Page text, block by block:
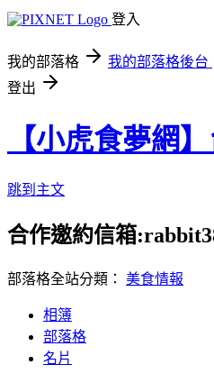
登入
我的部落格 我的部落格後台
登出
【小虎食夢網
跳到主文
合作邀約信箱
部落格全站分類： 美食情報
相簿
部落格
名片